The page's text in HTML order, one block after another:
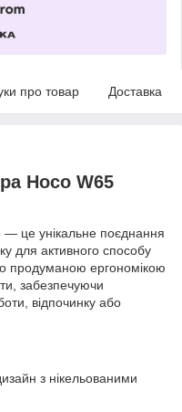
про товар Доставка
Hoco W65
— це унікальне поєднання
для активного способу
продуманою ергономікою
забезпечуючи
відпочинку або
з нікельованими